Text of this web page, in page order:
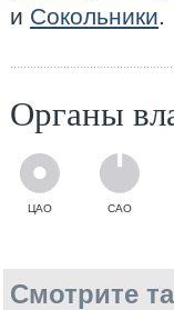
и Сокольники.
Органы
ЦАО САО
Смотрите